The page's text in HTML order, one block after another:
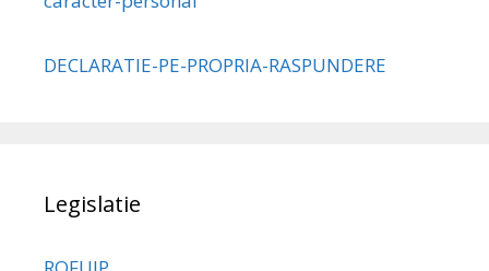
DECLARATIE-PE-PROPRIA-RASPUNDERE
Legislatie